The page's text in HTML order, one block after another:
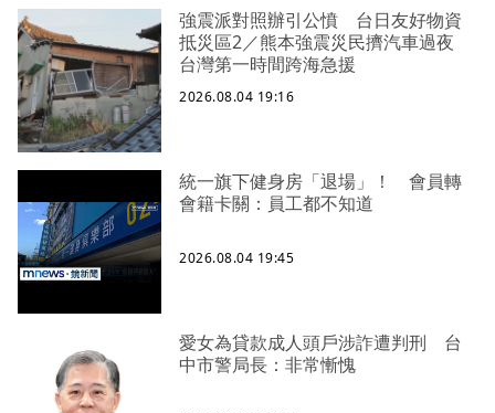
強震派對照辦引公憤 台日友好物資
抵災區2／熊本強震災民擠汽車過夜
台灣第一時間跨海急援
2026.08.04 19:16
統一旗下健身房「退場」！ 會員轉
會籍卡關：員工都不知道
2026.08.04 19:45
愛女為貸款成人頭戶涉詐遭判刑 台
中市警局長：非常慚愧